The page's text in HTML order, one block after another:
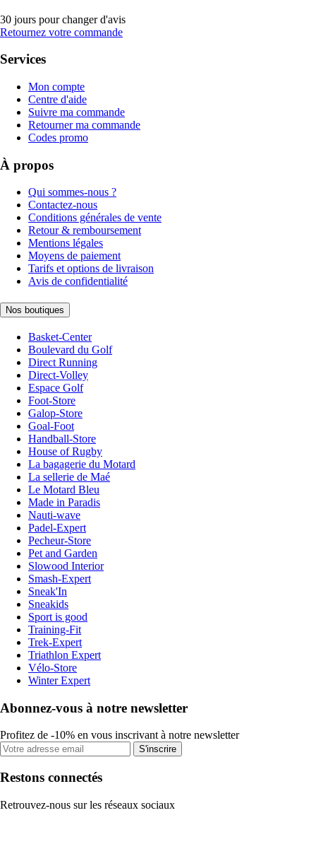
30 jours pour changer d'avis
Retournez votre commande
Services
Mon compte
Centre d'aide
Suivre ma commande
Retourner ma commande
Codes promo
À propos
Qui sommes-nous ?
Contactez-nous
Conditions générales de vente
Retour & remboursement
Mentions légales
Moyens de paiement
Tarifs et options de livraison
Avis de confidentialité
Nos boutiques
Basket-Center
Boulevard du Golf
Direct Running
Direct-Volley
Espace Golf
Foot-Store
Galop-Store
Goal-Foot
Handball-Store
House of Rugby
La bagagerie du Motard
La sellerie de Maé
Le Motard Bleu
Made in Paradis
Nauti-wave
Padel-Expert
Pecheur-Store
Pet and Garden
Slowood Interior
Smash-Expert
Sneak'In
Sneakids
Sport is good
Training-Fit
Trek-Expert
Triathlon Expert
Vélo-Store
Winter Expert
Abonnez-vous à notre newsletter
Profitez de -10% en vous inscrivant à notre newsletter
S'inscrire
Restons connectés
Retrouvez-nous sur les réseaux sociaux